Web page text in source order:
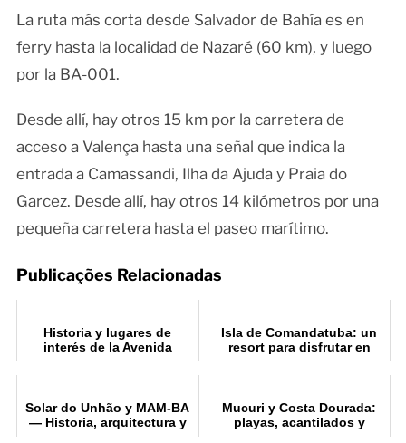
La ruta más corta desde Salvador de Bahía es en
ferry hasta la localidad de Nazaré (60 km), y luego
por la BA-001.
Desde allí, hay otros 15 km por la carretera de
acceso a Valença hasta una señal que indica la
entrada a Camassandi, Ilha da Ajuda y Praia do
Garcez. Desde allí, hay otros 14 kilómetros por una
pequeña carretera hasta el paseo marítimo.
Publicações Relacionadas
Historia y lugares de
interés de la Avenida
Isla de Comandatuba: un
resort para disfrutar en
Solar do Unhão y MAM-BA
— Historia, arquitectura y
Mucuri y Costa Dourada:
playas, acantilados y